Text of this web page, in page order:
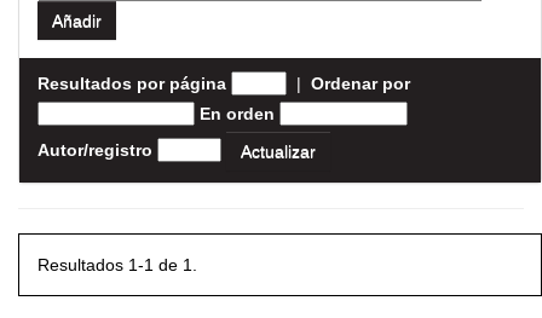
Resultados por página | Ordenar por
En orden
Autor/registro
Resultados 1-1 de 1.